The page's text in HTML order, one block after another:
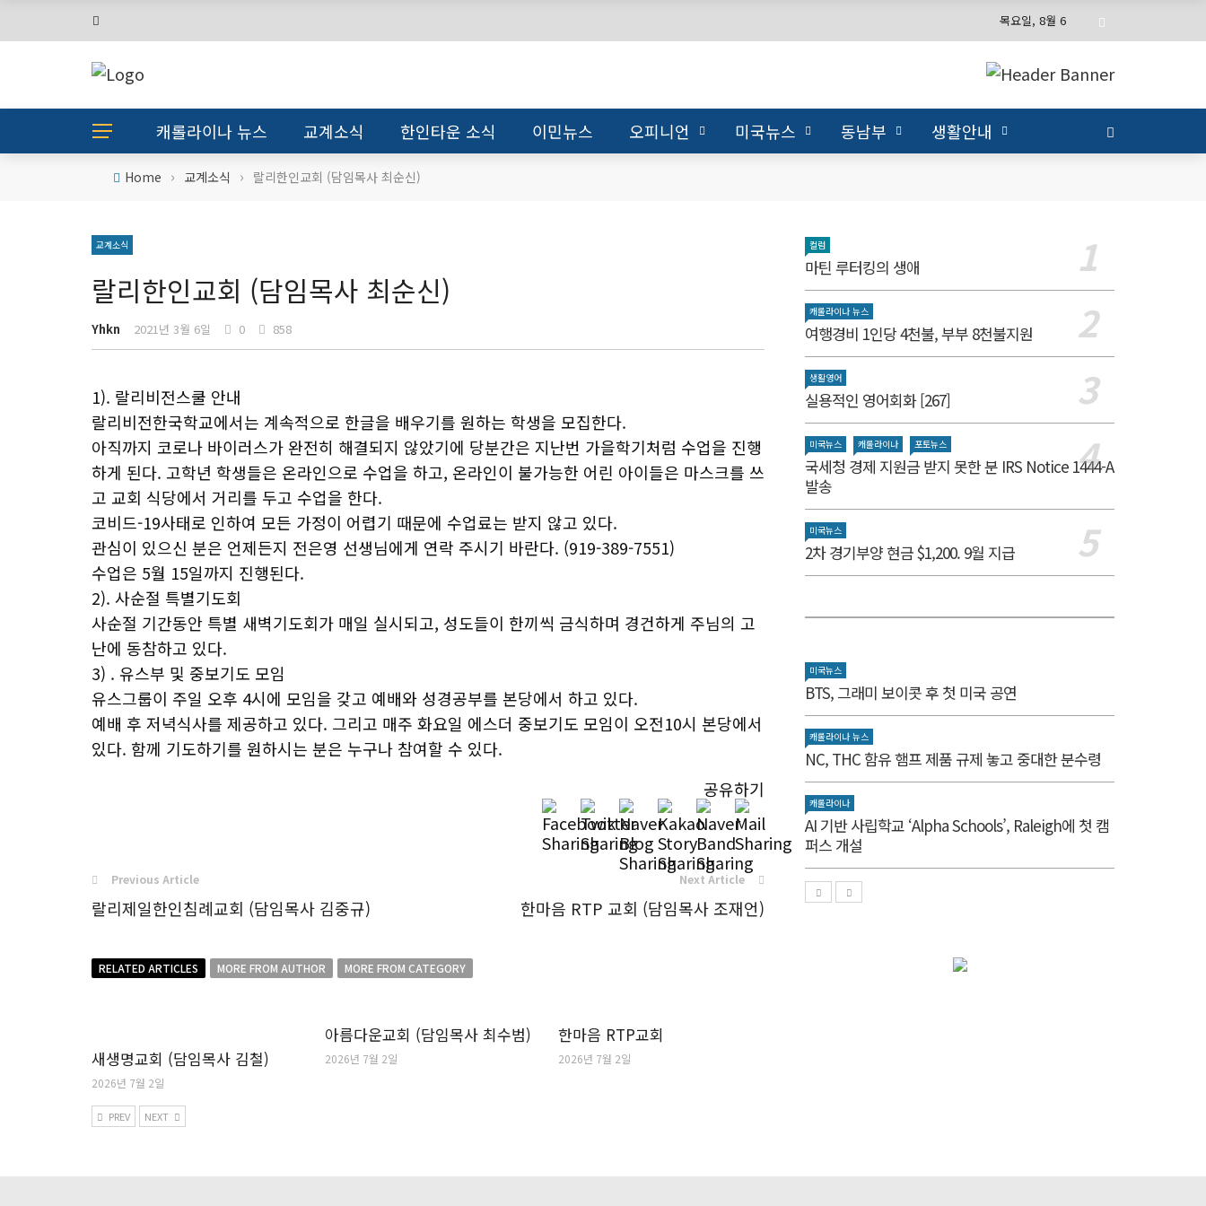
목요일, 8월 6
캐롤라이나 뉴스 교계소식 한인타운 소식 이민뉴스 오피니언 미국뉴스 동남부 생활안내
Home › 교계소식 › 랄리한인교회 (담임목사 최순신)
교계소식
랄리한인교회 (담임목사 최순신)
Yhkn 2021년 3월 6일 0 858
1). 랄리비전스쿨 안내
랄리비전한국학교에서는 계속적으로 한글을 배우기를 원하는 학생을 모집한다.
아직까지 코로나 바이러스가 완전히 해결되지 않았기에 당분간은 지난번 가을학기처럼 수업을 진행
하게 된다. 고학년 학생들은 온라인으로 수업을 하고, 온라인이 불가능한 어린 아이들은 마스크를 쓰
고 교회 식당에서 거리를 두고 수업을 한다.
코비드-19사태로 인하여 모든 가정이 어렵기 때문에 수업료는 받지 않고 있다.
관심이 있으신 분은 언제든지 전은영 선생님에게 연락 주시기 바란다. (919-389-7551)
수업은 5월 15일까지 진행된다.
2). 사순절 특별기도회
사순절 기간동안 특별 새벽기도회가 매일 실시되고, 성도들이 한끼씩 금식하며 경건하게 주님의 고
난에 동참하고 있다.
3) . 유스부 및 중보기도 모임
유스그룹이 주일 오후 4시에 모임을 갖고 예배와 성경공부를 본당에서 하고 있다.
예배 후 저녁식사를 제공하고 있다. 그리고 매주 화요일 에스더 중보기도 모임이 오전10시 본당에서
있다. 함께 기도하기를 원하시는 분은 누구나 참여할 수 있다.
공유하기
Previous Article
랄리제일한인침례교회 (담임목사 김중규)
Next Article
한마음 RTP 교회 (담임목사 조재언)
RELATED ARTICLES MORE FROM AUTHOR MORE FROM CATEGORY
새생명교회 (담임목사 김철)
2026년 7월 2일
아름다운교회 (담임목사 최수범)
2026년 7월 2일
한마음 RTP교회
2026년 7월 2일
PREV NEXT
컬럼
마틴 루터킹의 생애
캐롤라이나 뉴스
여행경비 1인당 4천불, 부부 8천불지원
생활영어
실용적인 영어회화 [267]
미국뉴스 캐롤라이나 포토뉴스
국세청 경제 지원금 받지 못한 분 IRS Notice 1444-A
발송
미국뉴스
2차 경기부양 현금 $1,200. 9월 지급
미국뉴스
BTS, 그래미 보이콧 후 첫 미국 공연
캐롤라이나 뉴스
NC, THC 함유 햄프 제품 규제 놓고 중대한 분수령
캐롤라이나
AI 기반 사립학교 ‘Alpha Schools’, Raleigh에 첫 캠
퍼스 개설